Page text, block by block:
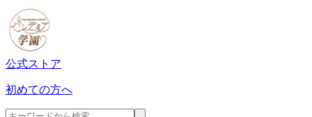
公式ストア
初めての方へ